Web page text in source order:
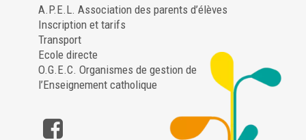
A.P.E.L. Association des parents d’élèves
Inscription et tarifs
Transport
Ecole directe
O.G.E.C. Organismes de gestion de
l’Enseignement catholique